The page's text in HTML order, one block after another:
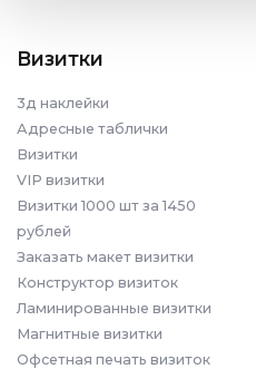
Визитки
3д наклейки
Адресные таблички
Визитки
VIP визитки
Визитки 1000 шт за 1450
рублей
Заказать макет визитки
Конструктор визиток
Ламинированные визитки
Магнитные визитки
Офсетная печать визиток